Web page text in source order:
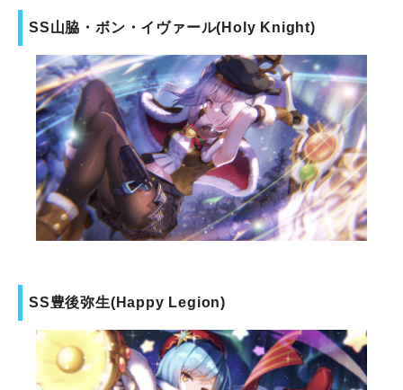
SS山脇・ボン・イヴァール(Holy Knight)
SS豊後弥生(Happy Legion)